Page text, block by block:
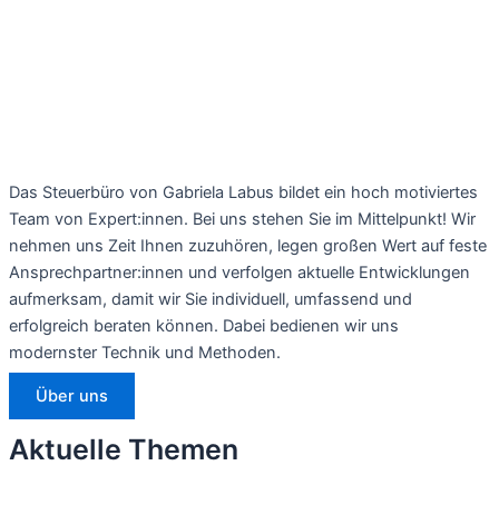
Das Steuerbüro von Gabriela Labus bildet ein hoch motiviertes
Team von Expert:innen. Bei uns stehen Sie im Mittelpunkt! Wir
nehmen uns Zeit Ihnen zuzuhören, legen großen Wert auf feste
Ansprechpartner:innen und verfolgen aktuelle Entwicklungen
aufmerksam, damit wir Sie individuell, umfassend und
erfolgreich beraten können. Dabei bedienen wir uns
modernster Technik und Methoden.
Über uns
Aktuelle Themen